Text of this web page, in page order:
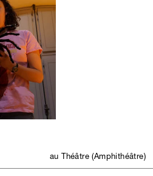
au Théâtre (Amphithéâtre)